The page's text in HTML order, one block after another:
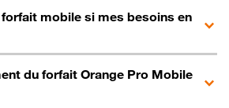
mobile si mes besoins en
du forfait Orange Pro Mobile